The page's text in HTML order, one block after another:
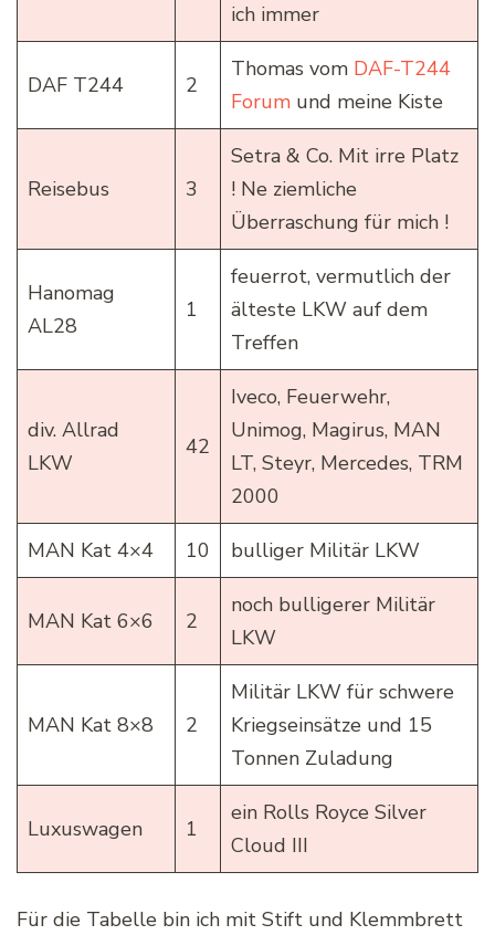
ich immer
DAF T244 2
Thomas vom DAF-T244
Forum und meine Kiste
Reisebus 3
Setra & Co. Mit irre Platz
! Ne ziemliche
Überraschung für mich !
Hanomag
AL28
1
feuerrot, vermutlich der
älteste LKW auf dem
Treffen
div. Allrad
LKW
42
Iveco, Feuerwehr,
Unimog, Magirus, MAN
LT, Steyr, Mercedes, TRM
2000
MAN Kat 4×4 10 bulliger Militär LKW
MAN Kat 6×6 2
noch bulligerer Militär
LKW
MAN Kat 8×8 2
Militär LKW für schwere
Kriegseinsätze und 15
Tonnen Zuladung
Luxuswagen 1
ein Rolls Royce Silver
Cloud III
Für die Tabelle bin ich mit Stift und Klemmbrett